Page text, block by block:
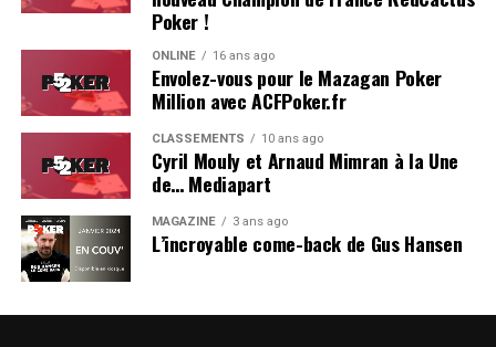
Poker !
ONLINE 16 ans ago
Envolez-vous pour le Mazagan Poker
Million avec ACFPoker.fr
CLASSEMENTS 10 ans ago
Cyril Mouly et Arnaud Mimran à la Une
de… Mediapart
MAGAZINE 3 ans ago
L’incroyable come-back de Gus Hansen